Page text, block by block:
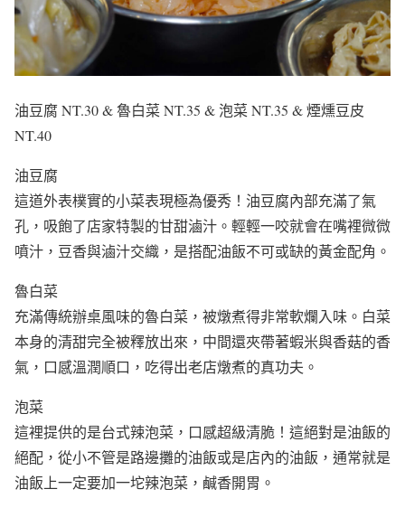
油豆腐 NT.30 & 魯白菜 NT.35 & 泡菜 NT.35 & 煙燻豆皮
NT.40
油豆腐
這道外表樸實的小菜表現極為優秀！油豆腐內部充滿了氣
孔，吸飽了店家特製的甘甜滷汁。輕輕一咬就會在嘴裡微微
噴汁，豆香與滷汁交織，是搭配油飯不可或缺的黃金配角。
魯白菜
充滿傳統辦桌風味的魯白菜，被燉煮得非常軟爛入味。白菜
本身的清甜完全被釋放出來，中間還夾帶著蝦米與香菇的香
氣，口感溫潤順口，吃得出老店燉煮的真功夫。
泡菜
這裡提供的是台式辣泡菜，口感超級清脆！這絕對是油飯的
絕配，從小不管是路邊攤的油飯或是店內的油飯，通常就是
油飯上一定要加一坨辣泡菜，鹹香開胃。